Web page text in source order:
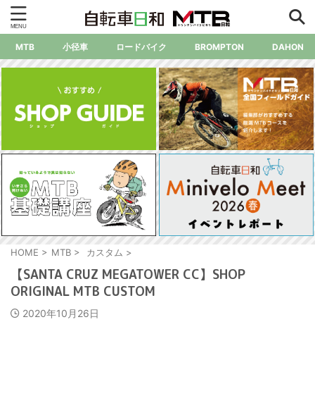
MTB 小径車 ロードバイク BROMPTON DAHON
HOME > MTB > カスタム >
【SANTA CRUZ MEGATOWER CC】SHOP
ORIGINAL MTB CUSTOM
2020年10月26日